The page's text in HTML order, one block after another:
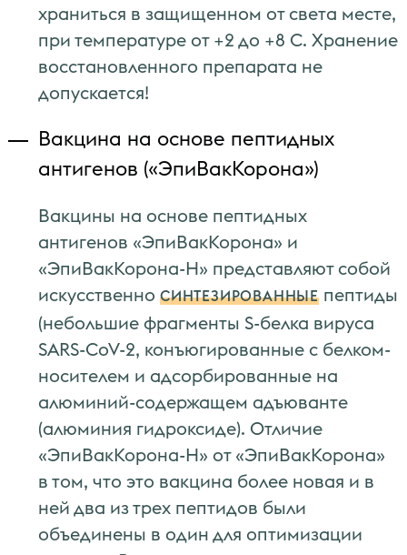
храниться в защищенном от света месте,
при температуре от +2 до +8 C. Хранение
восстановленного препарата не
допускается!
Вакцина на основе пептидных
антигенов («ЭпиВакКорона»)
Вакцины на основе пептидных
антигенов «ЭпиВакКорона» и
«ЭпиВакКорона-Н» представляют собой
искусственноСИНТЕЗИРОВАННЫЕпептиды
(небольшие фрагменты S-белка вируса
SARS-CoV-2, конъюгированные с белком-
носителем и адсорбированные на
алюминий-содержащем адъюванте
(алюминия гидроксиде). Отличие
«ЭпиВакКорона-Н» от «ЭпиВакКорона»
в том, что это вакцина более новая и в
ней два из трех пептидов были
объединены в один для оптимизации